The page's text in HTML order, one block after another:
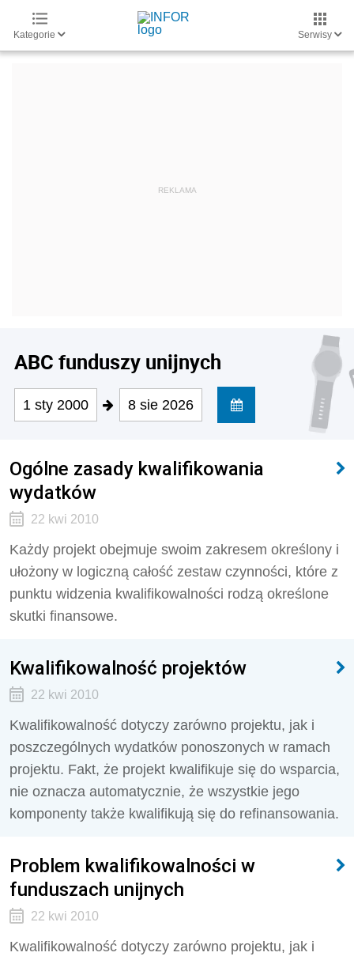
Kategorie Serwisy
ABC funduszy unijnych
1 sty 2000 8 sie 2026
Ogólne zasady kwalifikowania
wydatków
22 kwi 2010
Każdy projekt obejmuje swoim zakresem określony i
ułożony w logiczną całość zestaw czynności, które z
punktu widzenia kwalifikowalności rodzą określone
skutki finansowe.
Kwalifikowalność projektów
22 kwi 2010
Kwalifikowalność dotyczy zarówno projektu, jak i
poszczególnych wydatków ponoszonych w ramach
projektu. Fakt, że projekt kwalifikuje się do wsparcia,
nie oznacza automatycznie, że wszystkie jego
komponenty także kwalifikują się do refinansowania.
Problem kwalifikowalności w
funduszach unijnych
22 kwi 2010
Kwalifikowalność dotyczy zarówno projektu, jak i